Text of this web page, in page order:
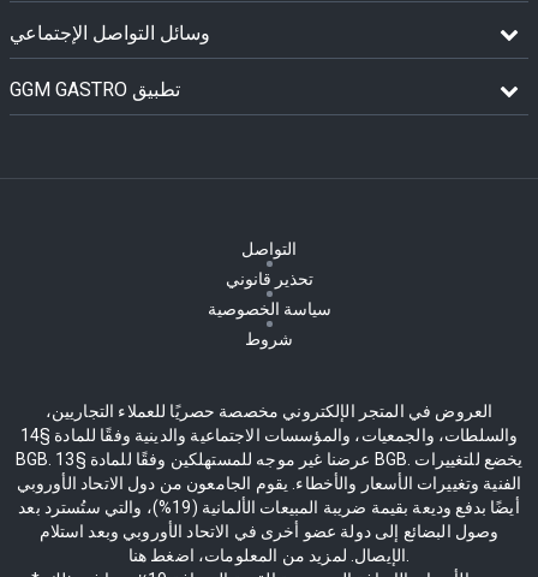
وسائل التواصل الإجتماعي
GGM GASTRO تطبيق
التواصل
تحذير قانوني
سياسة الخصوصية
شروط
العروض في المتجر الإلكتروني مخصصة حصريًا للعملاء التجاريين،
والسلطات، والجمعيات، والمؤسسات الاجتماعية والدينية وفقًا للمادة §14
BGB. عرضنا غير موجه للمستهلكين وفقًا للمادة §13 BGB. يخضع للتغييرات
الفنية وتغييرات الأسعار والأخطاء. يقوم الجامعون من دول الاتحاد الأوروبي
أيضًا بدفع وديعة بقيمة ضريبة المبيعات الألمانية (19%)، والتي ستُسترد بعد
وصول البضائع إلى دولة عضو أخرى في الاتحاد الأوروبي وبعد استلام